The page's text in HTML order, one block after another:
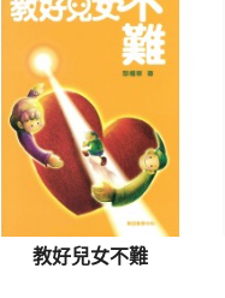
教好兒女不難